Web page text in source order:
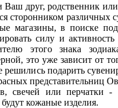
друг, родственник или
сторонником различных
магазины, в поиске
силу и
этого знака
это уже зависит от
подарить
представительниц
свечей или перчатки
кожаные изделия.